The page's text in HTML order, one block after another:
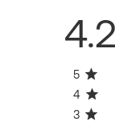
4.2
5
4
3